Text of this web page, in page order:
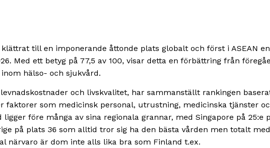
till en imponerande åttonde plats globalt och först i ASEAN
Med ett betyg på 77,5 av 100, visar detta en förbättring från
hälso- och sjukvård.
och livskvalitet, har sammanställt rankingen
faktorer som medicinsk personal, utrustning, medicinska tjänster
före många av sina regionala grannar, med Singapore på 25:e
på plats 36 som alltid tror sig ha den bästa vården men totalt med
närvaro är dom inte alls lika bra som Finland t.ex.